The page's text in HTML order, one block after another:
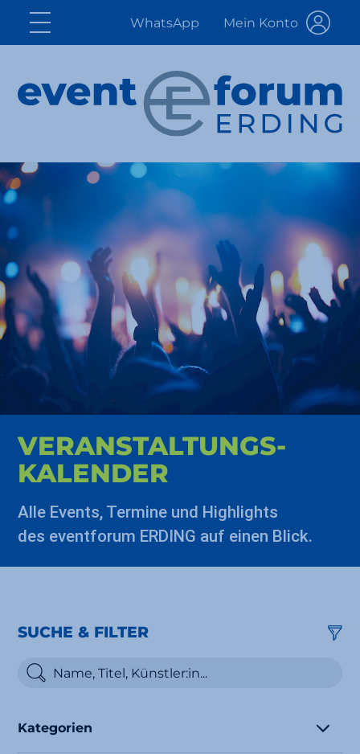
WhatsApp Mein Konto
VERAN­STALTUNGS­
KALENDER
Alle Events, Termine und Highlights
des eventforum ERDING auf einen Blick.
SUCHE & FILTER
Kategorien